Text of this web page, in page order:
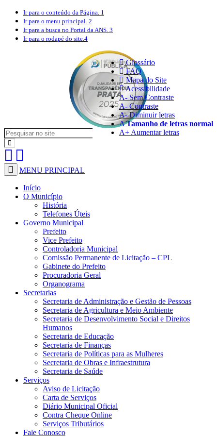
Ir para o conteúdo da Página. 1
Ir para o menu principal. 2
Ir para a busca no Portal da ANS. 3
Ir para o rodapé do site.4
Glossário
FAQ
Mapa do Site
Acessibilidade
A- Sem Contraste
A- Contraste
A- Diminuir letras
ATamanho de letras normal
A+ Aumentar letras
MENU PRINCIPAL
Início
O Município
História
Telefones Úteis
Governo Municipal
Prefeito
Vice Prefeito
Controladoria Municipal
Comissão Permanente de Licitação – CPL
Gabinete do Prefeito
Procuradoria Geral
Organograma
Secretarias
Secretaria de Administração e Gestão de Pessoas
Secretaria de Agricultura e Meio Ambiente
Secretaria de Desenvolvimento Social e Direitos
Humanos
Secretaria de Educação
Secretaria de Finanças
Secretaria de Políticas para as Mulheres
Secretaria de Obras e Infraestrutura
Secretaria de Saúde
Serviços
Aviso de Licitação
Carta de Serviços
Diário Municipal Oficial
Contra Cheque Online
Serviços Tributários
Fale Conosco